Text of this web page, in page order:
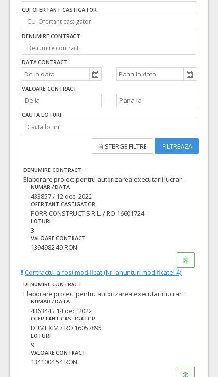
CUI OFERTANT CASTIGATOR
DENUMIRE CONTRACT
DATA CONTRACT
VALOARE CONTRACT
CAUTA LOTURI
STERGE FILTRE FILTREAZA
DENUMIRE CONTRACT
Elaborare proiect pentru autorizarea executarii lucrarilor (PAC/DTAC), proiect tehnic pentru executia lucrarilor (PT), asistenta tehnica din partea proiectantului pe perioada executarii lucrarilor si executie lucrari pentru obiectivul de investitii: LOT 3: Modernizare strada STEFAN LUPSA
NUMAR / DATA
433857 / 12 dec. 2022
OFERTANT CASTIGATOR
PORR CONSTRUCT S.R.L. / RO 16601724
LOTURI
3
VALOARE CONTRACT
1394982.49 RON
Contractul a fost modificat.(Nr. anunturi modificate: 4).
DENUMIRE CONTRACT
Elaborare proiect pentru autorizarea executarii lucrarilor (PAC/DTAC), proiect tehnic pentru executia lucrarilor (PT), asistenta tehnica din partea proiectantului pe perioada executarii lucrarilor si executie lucrari pentru obiectivul de investitii: LOT 9: Modernizare strada IOSIF PERVAIN
NUMAR / DATA
436344 / 14 dec. 2022
OFERTANT CASTIGATOR
DUMEXIM / RO 16057895
LOTURI
9
VALOARE CONTRACT
1341004.54 RON